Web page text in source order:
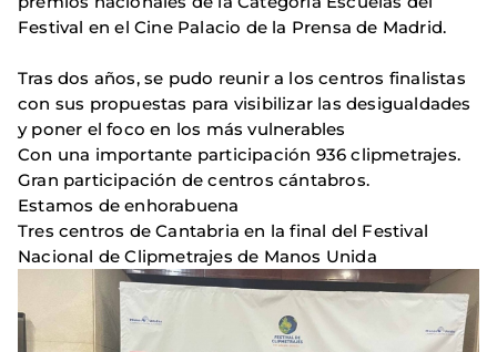
Festival en el Cine Palacio de la Prensa de Madrid.
Tras dos años, se pudo reunir a los centros finalistas
con sus propuestas para visibilizar las desigualdades
y poner el foco en los más vulnerables
Con una importante participación 936 clipmetrajes.
Gran participación de centros cántabros.
Estamos de enhorabuena
Tres centros de Cantabria en la final del Festival
Nacional de Clipmetrajes de Manos Unida